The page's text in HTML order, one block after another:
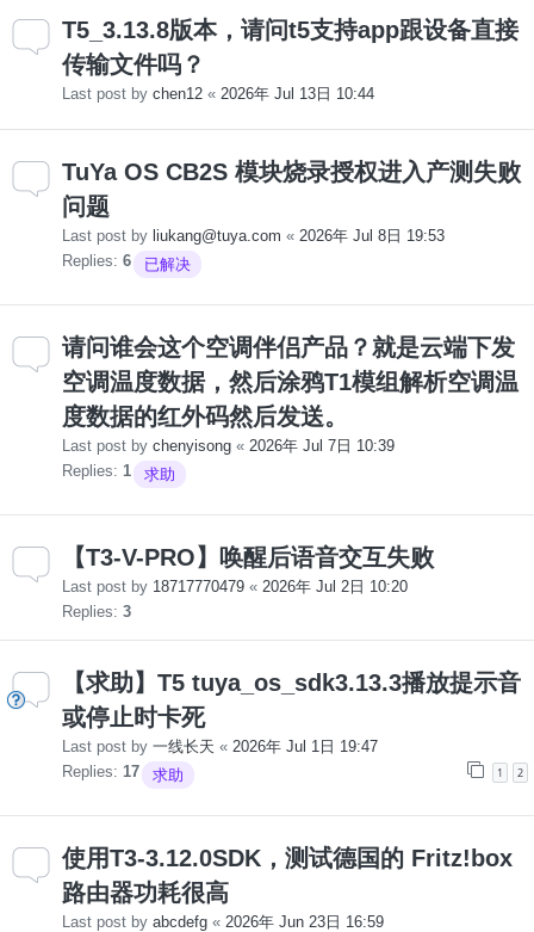
T5_3.13.8版本，请问t5支持app跟设备直接
传输文件吗？
Last post by chen12 « 2026年 Jul 13日 10:44
TuYa OS CB2S 模块烧录授权进入产测失败
问题
Last post by liukang@tuya.com « 2026年 Jul 8日 19:53
Replies: 6 已解决
请问谁会这个空调伴侣产品？就是云端下发
空调温度数据，然后涂鸦T1模组解析空调温
度数据的红外码然后发送。
Last post by chenyisong « 2026年 Jul 7日 10:39
Replies: 1 求助
【T3-V-PRO】唤醒后语音交互失败
Last post by 18717770479 « 2026年 Jul 2日 10:20
Replies: 3
【求助】T5 tuya_os_sdk3.13.3播放提示音
或停止时卡死
Last post by 一线长天 « 2026年 Jul 1日 19:47
Replies: 17 1 2
求助
使用T3-3.12.0SDK，测试德国的 Fritz!box
路由器功耗很高
Last post by abcdefg « 2026年 Jun 23日 16:59